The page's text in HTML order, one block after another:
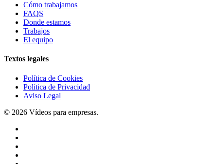
Cómo trabajamos
FAQS
Donde estamos
Trabajos
El equipo
Textos legales
Política de Cookies
Política de Privacidad
Aviso Legal
© 2026 Vídeos para empresas.